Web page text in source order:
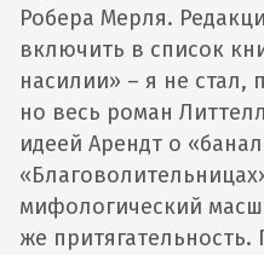
Робера Мерля.
включить в список
насилии» – я не стал,
но весь роман
идеей Арендт о
мифологический
же